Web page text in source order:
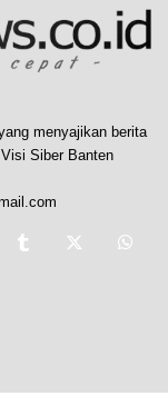
menyajikan berita
Siber Banten